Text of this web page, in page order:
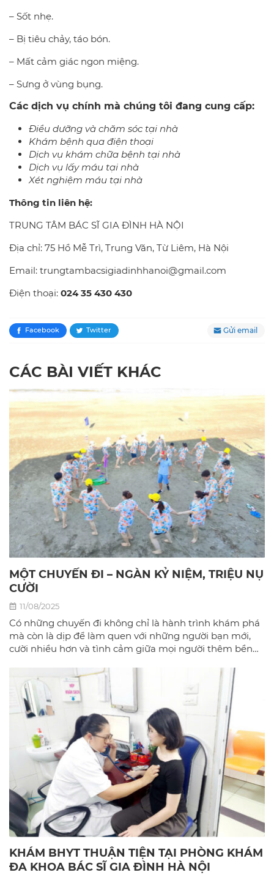
– Sốt nhẹ.
– Bị tiêu chảy, táo bón.
– Mất cảm giác ngon miệng.
– Sưng ở vùng bụng.
Các dịch vụ chính mà chúng tôi đang cung cấp:
Điều dưỡng và chăm sóc tại nhà
Khám bệnh qua điện thoại
Dịch vụ khám chữa bệnh tại nhà
Dịch vụ lấy máu tại nhà
Xét nghiệm máu tại nhà
Thông tin liên hệ:
TRUNG TÂM BÁC SĨ GIA ĐÌNH HÀ NỘI
Địa chỉ: 75 Hồ Mễ Trì, Trung Văn, Từ Liêm, Hà Nội
Email: trungtambacsigiadinhhanoi@gmail.com
Điện thoại: 024 35 430 430
Facebook Twitter Gửi email
CÁC BÀI VIẾT KHÁC
MỘT CHUYẾN ĐI – NGÀN KỶ NIỆM, TRIỆU NỤ
CƯỜI
11/08/2025
Có những chuyến đi không chỉ là hành trình khám phá
mà còn là dịp để làm quen với những người bạn mới,
cười nhiều hơn và tình cảm giữa mọi người thêm bền
KHÁM BHYT THUẬN TIỆN TẠI PHÒNG KHÁM
ĐA KHOA BÁC SĨ GIA ĐÌNH HÀ NỘI